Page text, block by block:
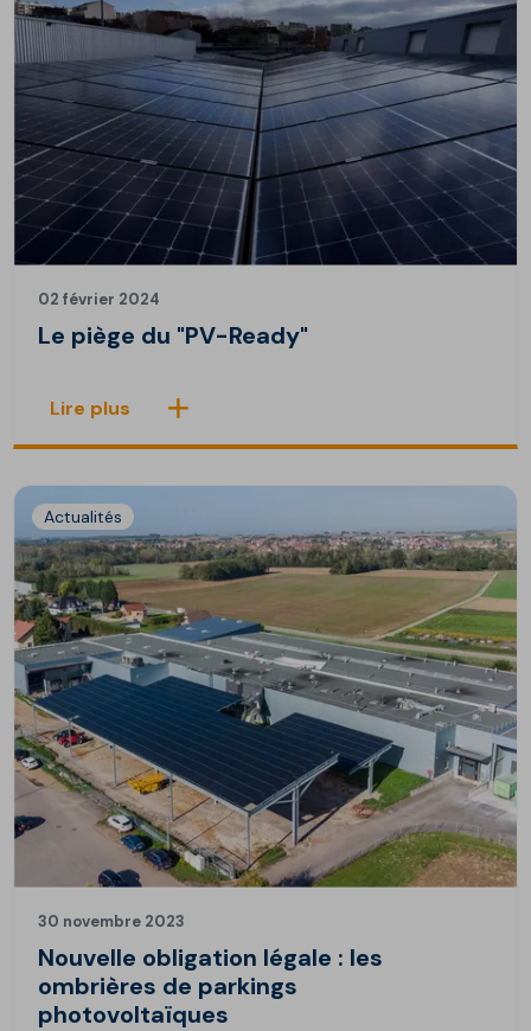
02 février 2024
Le piège du "PV-Ready"
Lire plus
Actualités
30 novembre 2023
Nouvelle obligation légale : les
ombrières de parkings
photovoltaïques